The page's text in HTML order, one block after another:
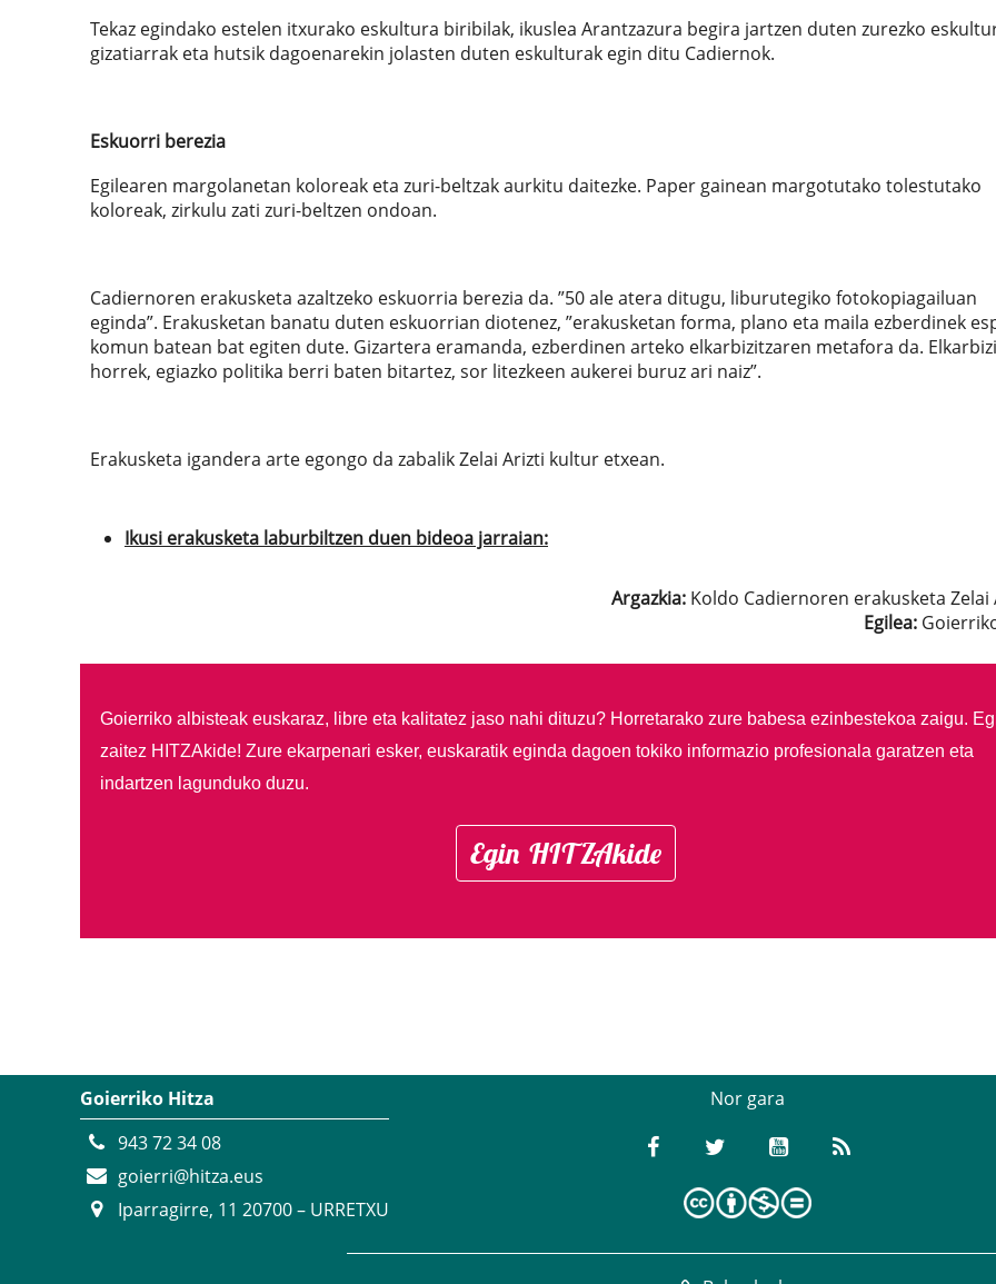
Tekaz egindako estelen itxurako eskultura biribilak, ikuslea Arantzazura begira jartzen duten zurezko
gizatiarrak eta hutsik dagoenarekin jolasten duten eskulturak egin ditu Cadiernok.
Eskuorri berezia
Egilearen margolanetan koloreak eta zuri-beltzak aurkitu daitezke. Paper gainean margotutako tolestutako
koloreak, zirkulu zati zuri-beltzen ondoan.
Cadiernoren erakusketa azaltzeko eskuorria berezia da. ”50 ale atera ditugu, liburutegiko fotokopiagailuan
eginda”. Erakusketan banatu duten eskuorrian diotenez, ”erakusketan forma, plano eta maila ezberdinek
komun batean bat egiten dute. Gizartera eramanda, ezberdinen arteko elkarbizitzaren metafora da.
horrek, egiazko politika berri baten bitartez, sor litezkeen aukerei buruz ari naiz”.
Erakusketa igandera arte egongo da zabalik Zelai Arizti kultur etxean.
Ikusi erakusketa laburbiltzen duen bideoa jarraian:
Argazkia: Koldo Cadiernoren erakusketa Zelai
Egilea:
Goierriko albisteak euskaraz, libre eta kalitatez jaso nahi dituzu? Horretarako zure babesa ezinbestekoa zaigu.
zaitez HITZAkide! Zure ekarpenari esker, euskaratik eginda dagoen tokiko informazio profesionala garatzen eta
indartzen lagunduko duzu.
Egin HITZAkide
Goierriko Hitza
943 72 34 08
goierri@hitza.eus
Iparragirre, 11 20700 – URRETXU
Nor gara